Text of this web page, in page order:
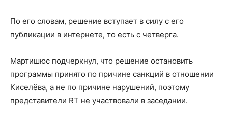
По его словам, решение вступает в силу с его
публикации в интернете, то есть с четверга.
Мартишюс подчеркнул, что решение остановить
программы принято по причине санкций в отношении
Киселёва, а не по причине нарушений, поэтому
представители RT не участвовали в заседании.